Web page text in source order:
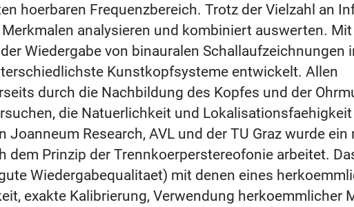
hoerbaren Frequenzbereich. Trotz der Vielzahl an
analysieren und kombiniert auswerten.
Wiedergabe von binauralen Schallaufzeichnungen
Kunstkopfsysteme entwickelt. Allen
durch die Nachbildung des Kopfes und der
die Natuerlichkeit und
Research, AVL und der TU Graz wurde ein
dem Prinzip der Trennkoerperstereofonie arbeitet.
Wiedergabequalitaet) mit denen eines
exakte Kalibrierung, Verwendung herkoemmlicher